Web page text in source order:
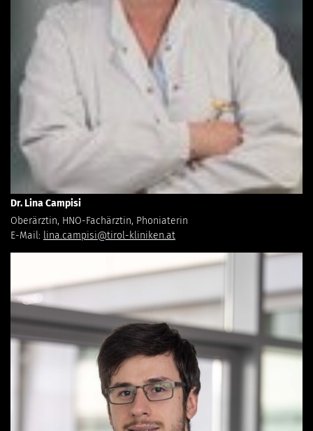
Dr. Lina Campisi
Oberärztin, HNO-Fachärztin, Phoniaterin
E-Mail: lina.campisi@tirol-kliniken.at